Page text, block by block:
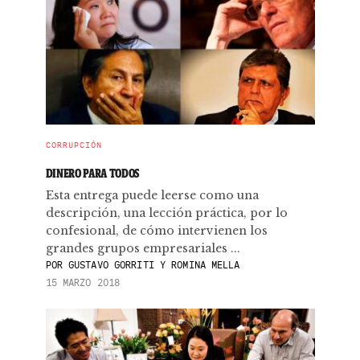
CORRUPCIÓN
DINERO PARA TODOS
Esta entrega puede leerse como una
descripción, una lección práctica, por lo
confesional, de cómo intervienen los
grandes grupos empresariales ...
PORGUSTAVO GORRITI Y ROMINA MELLA
15 MARZO 2018